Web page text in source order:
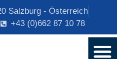
Salzburg - Österreich
+43 (0)662 87 10 78